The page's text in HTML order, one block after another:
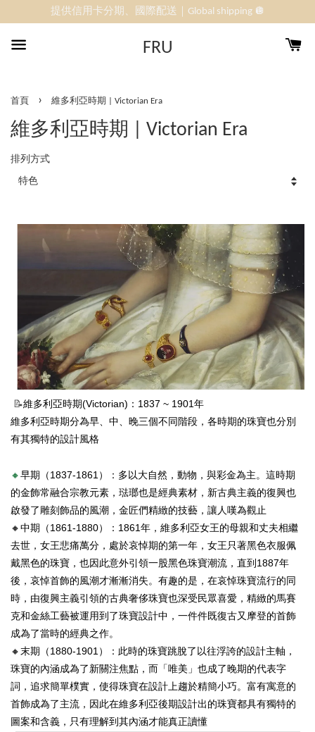
提供信用卡分期、國際配送｜Global shipping 🪩
FRU
首頁 › 維多利亞時期 | Victorian Era
維多利亞時期 | Victorian Era
排列方式
📝維多利亞時期(Victorian)：1837 ~ 1901年
維多利亞時期分為早、中、晚三個不同階段，各時期的珠寶也分別
有其獨特的設計風格
🔸早期（1837-1861）：多以大自然，動物，與彩金為主。這時期
的金飾常融合宗教元素，琺瑯也是經典素材，新古典主義的復興也
啟發了雕刻飾品的風潮，金匠們精緻的技藝，讓人嘆為觀止
🔸中期（1861-1880）
：1861年，維多利亞女王的母親和丈夫相繼
去世，女王悲痛萬分，處於哀悼期的第一年，女王只著黑色衣服佩
戴黑色的珠寶，也因此意外引領一股黑色珠寶潮流，直到1887年
後，哀悼首飾的風潮才漸漸消失。有趣的是，在哀悼珠寶流行的同
時，由復興主義引領的古典奢侈珠寶也深受民眾喜愛，精緻的馬賽
克和金絲工藝被運用到了珠寶設計中，一件件既復古又摩登的首飾
成為了當時的經典之作。
🔸末期（1880-1901）：此時的珠寶跳脫了以往浮誇的設計主軸，
珠寶的內涵成為了新關注焦點，而「唯美」也成了晚期的代表字
詞，追求簡單樸實，使得珠寶在設計上趨於精簡小巧。富有寓意的
首飾成為了主流，因此在維多利亞後期設計出的珠寶都具有獨特的
圖案和含義，只有理解到其內涵才能真正讀懂